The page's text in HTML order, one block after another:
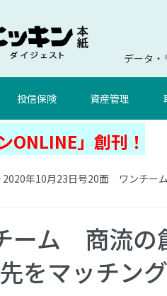
データ・
投信保険 資産管理
ONLINE」創刊！
2020年10月23日号20面 ワンチー
ーム 商流の
をマッチング